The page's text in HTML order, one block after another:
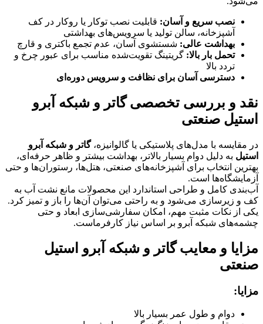
نصب سریع و آسان: قابلیت نصب توکار یا روکار در کف
آشپزخانه، سالن تولید یا سرویس‌های بهداشتی
بهداشت عالی: شستشوی آسان، عدم تجمع باکتری و قارچ
تحمل بار بالا: گریتینگ تقویت‌شده مناسب برای عبور چرخ و
تردد بالا
دسترسی آسان برای نظافت و سرویس دوره‌ای
نقد و بررسی تخصصی گاتر و شبکه آبرو
استیل صنعتی
در مقایسه با مدل‌های پلاستیکی یا گالوانیزه،گاتر و شبکه آبرو
استیل به دلیل دوام بسیار بالاتر، بهداشت بیشتر و ظاهر حرفه‌ای،
بهترین انتخاب برای آشپزخانه‌های صنعتی، هتل‌ها، رستوران‌ها و حتی
آزمایشگاه‌ها است.
آب‌بندی کامل و طراحی استاندارد این محصولات مانع نشت آب به
کف و زیرسازی می‌شود و به راحتی می‌توان آن‌ها را باز و تمیز کرد.
یکی از نکات مثبت مهم، امکان سفارشی‌سازی ابعاد و حتی
چشمه‌های شبکه آبرو بر اساس نیاز کارفرماست.
مزایا و معایب گاتر و شبکه آبرو استیل
صنعتی
مزایا:
دوام و طول عمر بسیار بالا